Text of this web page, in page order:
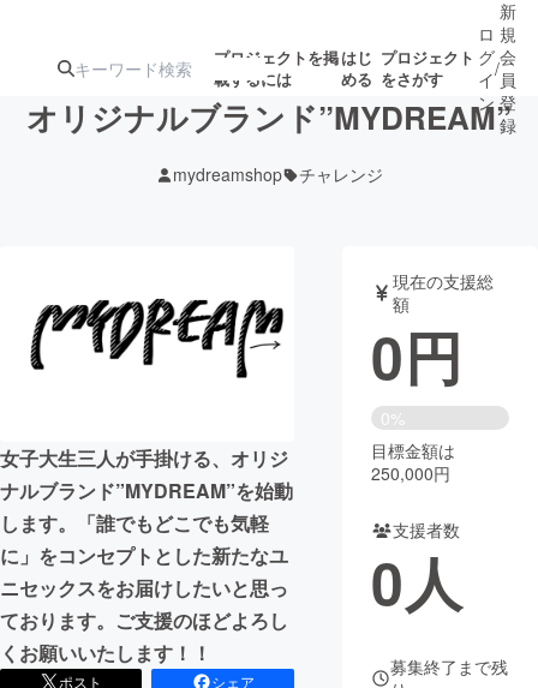
プロジェクトを掲
載するには
はじ
める
プロジェクト
をさがす
アート・写真
テクノロジー・ガジェット ゲーム・サ
映像・映画 書籍・雑誌
ビジネス・起業 チャレンジ
まちづくり・地域活性化
CAMPFIRE for Social Good
CAMPFIRE Creation
ロ
グ
イ
ン
/
新
規
会
員
登
録
オリジナルブランド”MYDREAM”
mydreamshop チャレンジ
女子大生三人が手掛ける、オリジ
ナルブランド”MYDREAM”を始動
します。「誰でもどこでも気軽
に」をコンセプトとした新たなユ
ニセックスをお届けしたいと思っ
ております。ご支援のほどよろし
くお願いいたします！！
ポスト
シェア
現在の支援総
額
0円
0%
目標金額は
250,000円
支援者数
0人
募集終了まで残